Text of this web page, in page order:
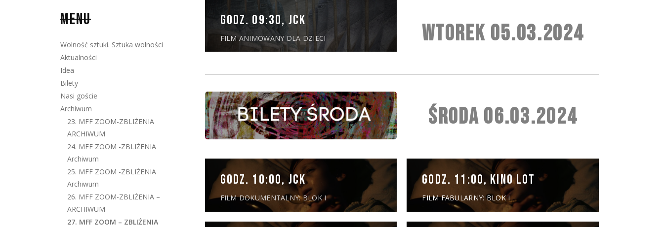
GODZ. 09:30, JCK
FILM ANIMOWANY DLA DZIECI WTOREK 05.03.2024
ŚRODA 06.03.2024
GODZ. 10:00, JCK
FILM DOKUMENTALNY: BLOK I
GODZ. 11:00, KINO LOT
FILM FABULARNY: BLOK I
MENU
Wolność sztuki. Sztuka wolności
Aktualności
Idea
Bilety
Nasi goście
Archiwum
23. MFF ZOOM-ZBLIŻENIA
ARCHIWUM
24. MFF ZOOM -ZBLIŻENIA
Archiwum
25. MFF ZOOM -ZBLIŻENIA
Archiwum
26. MFF ZOOM-ZBLIŻENIA –
ARCHIWUM
27. MFF ZOOM – ZBLIŻENIA